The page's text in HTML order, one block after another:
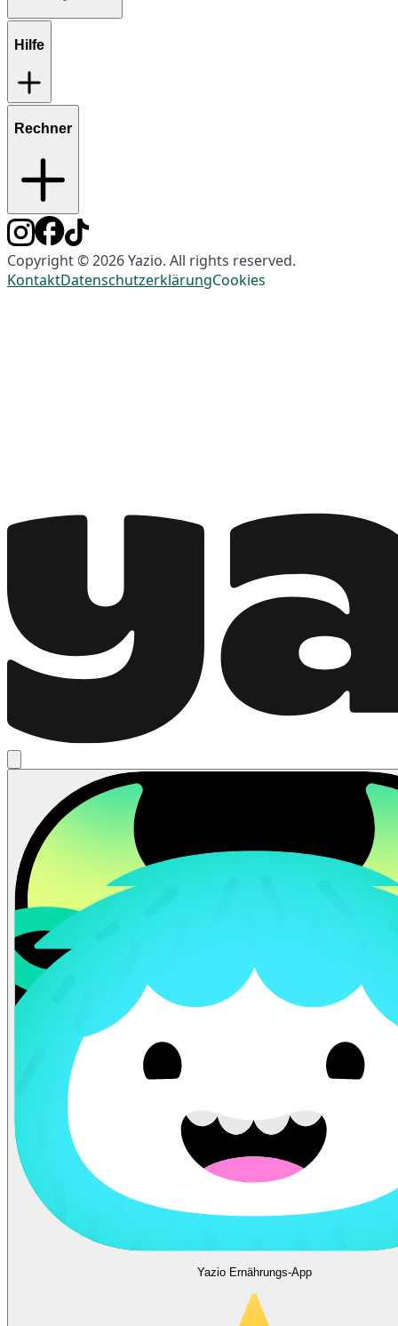
Hilfe
Rechner
Copyright © 2026 Yazio. All rights reserved.
KontaktDatenschutzerklärungCookies
Yazio Ernährungs-App